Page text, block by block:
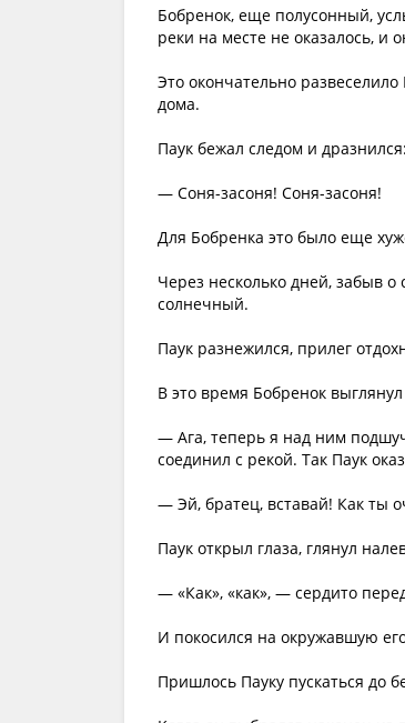
Бобренок, еще полусонный,
реки на месте не оказалось, и
Это окончательно
дома.
Паук бежал следом и дразнился:
— Соня-засоня! Соня-засоня!
Для Бобренка это было еще
Через несколько дней, забыв
солнечный.
Паук разнежился, прилег
В это время Бобренок
— Ага, теперь я над ним
соединил с рекой. Так Паук
— Эй, братец, вставай! Как ты
Паук открыл глаза, глянул
— «Как», «как», — сердито
И покосился на окружавшую
Пришлось Пауку пускаться до